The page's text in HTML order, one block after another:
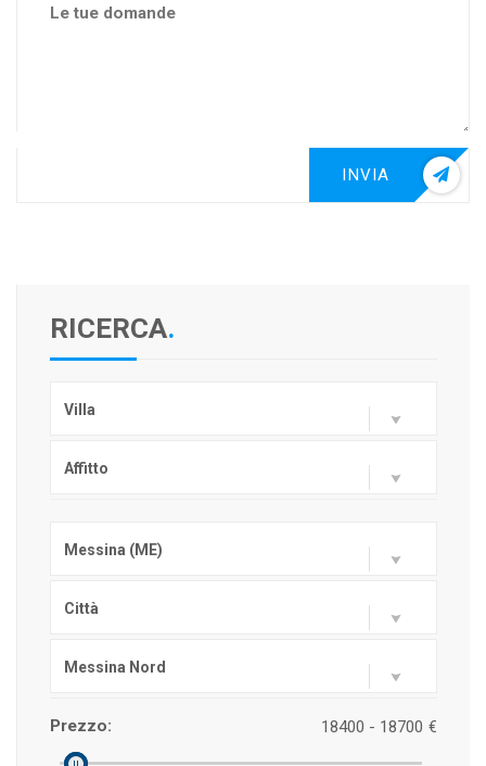
INVIA
RICERCA.
Villa
Affitto
Messina (ME)
Città
Messina Nord
Prezzo: €
18400 - 18700